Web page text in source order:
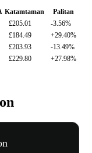
Katamtaman
Palitan
£205.01
-3.56%
£184.49
+29.40%
£203.93
-13.49%
£229.80 +27.98%